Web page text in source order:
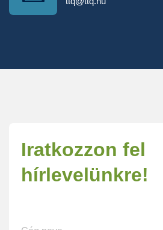
Iratkozzon fel
hírlevelünkre!